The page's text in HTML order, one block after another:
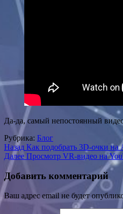
Да-да, самый непостоянный
Рубрика: Блог
Навигация
по
записям
Назад Как подобрать 3D-очки на
Далее Просмотр VR-видео на
Добавить комментарий
Ваш адрес email не будет